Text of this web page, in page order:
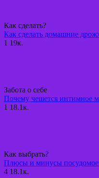
Как сделать?
Как сделать домашние
1 19к.
Забота о себе
Почему чешется интимное
1 18.1к.
Как выбрать?
Плюсы и минусы
4 18.1к.